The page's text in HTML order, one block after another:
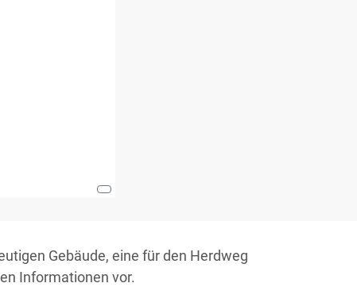
Gebäude, eine für den Herdweg
Informationen vor.